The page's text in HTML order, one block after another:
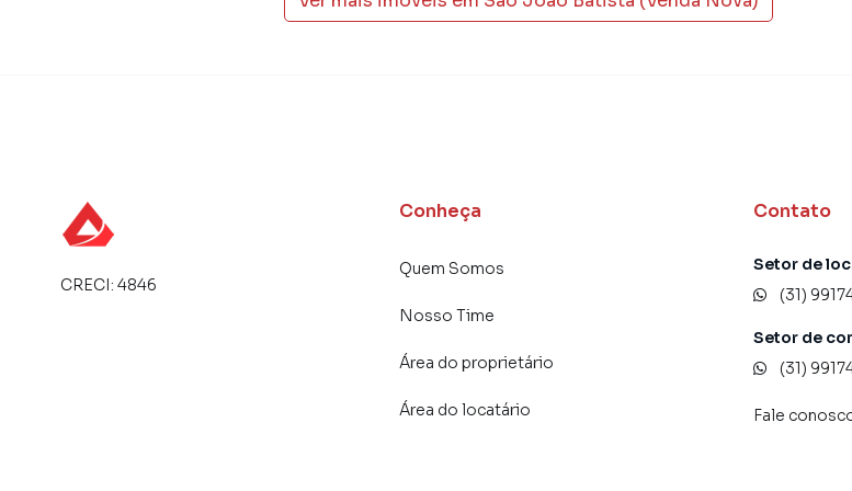
produzir campanhas específicas para Belo Horizonte, o que aumenta muito o número de
CRECI: 4846
Conheça
Quem Somos
Nosso Time
Área do proprietário
Área do locatário
Contato
Setor de
(31)
Setor de
(31)
Fale